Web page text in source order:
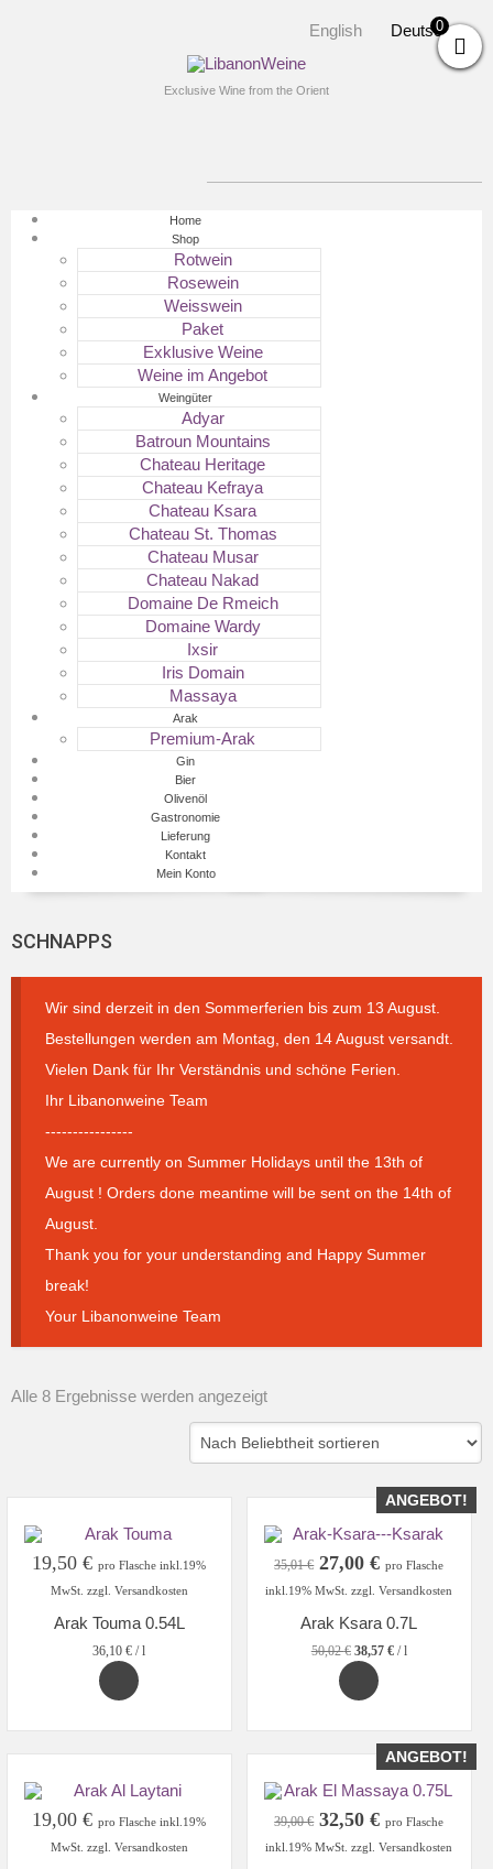
English Deutsch
Exclusive Wine from the Orient
Home
Shop
Rotwein
Rosewein
Weisswein
Paket
Exklusive Weine
Weine im Angebot
Weingüter
Adyar
Batroun Mountains
Chateau Heritage
Chateau Kefraya
Chateau Ksara
Chateau St. Thomas
Chateau Musar
Chateau Nakad
Domaine De Rmeich
Domaine Wardy
Ixsir
Iris Domain
Massaya
Arak
Premium-Arak
Gin
Bier
Olivenöl
Gastronomie
Lieferung
Kontakt
Mein Konto
SCHNAPPS
Wir sind derzeit in den Sommerferien bis zum 13 August.
Bestellungen werden am Montag, den 14 August versandt.
Vielen Dank für Ihr Verständnis und schöne Ferien.
Ihr Libanonweine Team
----------------
We are currently on Summer Holidays until the 13th of
August ! Orders done meantime will be sent on the 14th of
August.
Thank you for your understanding and Happy Summer
break!
Your Libanonweine Team
Alle 8 Ergebnisse werden angezeigtNach
19,50€ pro Flasche inkl.19%
MwSt. zzgl. Versandkosten
Arak Touma 0.54L
36,10€ /l
ANGEBOT!
35,01€ Ursprünglicher
Preis
35,01 €
27,00€Aktueller
Preis
27,00 €.
pro Flasche
inkl.19% MwSt. zzgl. Versandkosten
Arak Ksara 0.7L
50,02€ 38,57 €/l
19,00€ pro Flasche inkl.19%
MwSt. zzgl. Versandkosten
ANGEBOT!
39,00€ Ursprünglicher
Preis
32,50€Aktueller
Preis
pro Flasche
inkl.19% MwSt. zzgl. Versandkosten
0